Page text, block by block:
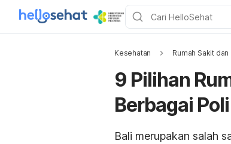
Kesehatan Rumah Sakit
9 Pilihan
Berbagai
Bali merupakan salah